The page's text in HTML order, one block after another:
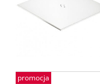
promocja